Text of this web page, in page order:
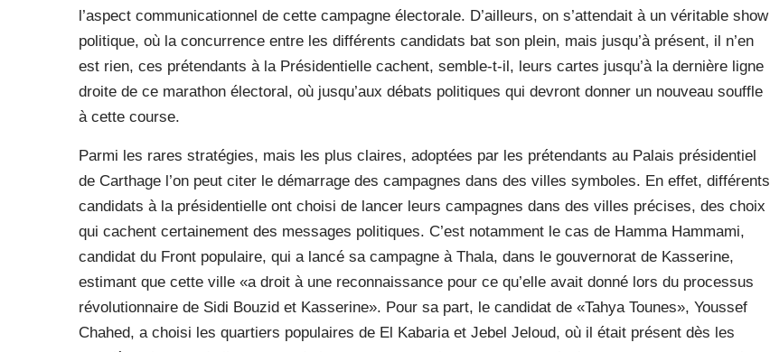
l’aspect communicationnel de cette campagne électorale. D’ailleurs, on s’attendait à un véritable show
politique, où la concurrence entre les différents candidats bat son plein, mais jusqu’à présent, il n’en
est rien, ces prétendants à la Présidentielle cachent, semble-t-il, leurs cartes jusqu’à la dernière ligne
droite de ce marathon électoral, où jusqu’aux débats politiques qui devront donner un nouveau souffle
à cette course.
Parmi les rares stratégies, mais les plus claires, adoptées par les prétendants au Palais présidentiel
de Carthage l’on peut citer le démarrage des campagnes dans des villes symboles. En effet, différents
candidats à la présidentielle ont choisi de lancer leurs campagnes dans des villes précises, des choix
qui cachent certainement des messages politiques. C’est notamment le cas de Hamma Hammami,
candidat du Front populaire, qui a lancé sa campagne à Thala, dans le gouvernorat de Kasserine,
estimant que cette ville «a droit à une reconnaissance pour ce qu’elle avait donné lors du processus
révolutionnaire de Sidi Bouzid et Kasserine». Pour sa part, le candidat de «Tahya Tounes», Youssef
Chahed, a choisi les quartiers populaires de El Kabaria et Jebel Jeloud, où il était présent dès les